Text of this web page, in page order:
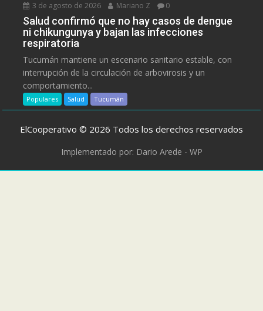
3 de agosto de 2026 Mariano Z 0
Salud confirmó que no hay casos de dengue
ni chikungunya y bajan las infecciones
respiratoria
Tucumán mantiene un escenario sanitario estable, con
interrupción de la circulación de arbovirosis y un
comportamiento...
Populares Salud Tucumán
ElCooperativo © 2026 Todos los derechos reservados